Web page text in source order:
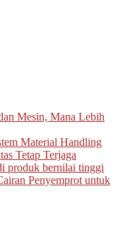
Mesin, Mana Lebih
Material Handling
Tetap Terjaga
produk bernilai tinggi
Penyemprot untuk